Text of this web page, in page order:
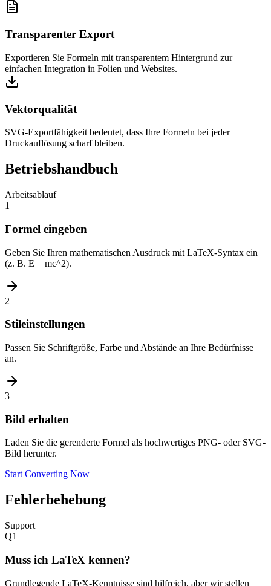
Transparenter Export
Exportieren Sie Formeln mit transparentem Hintergrund zur
einfachen Integration in Folien und Websites.
Vektorqualität
SVG-Exportfähigkeit bedeutet, dass Ihre Formeln bei jeder
Druckauflösung scharf bleiben.
Betriebshandbuch
Arbeitsablauf
1
Formel eingeben
Geben Sie Ihren mathematischen Ausdruck mit LaTeX-Syntax ein
(z. B. E = mc^2).
2
Stileinstellungen
Passen Sie Schriftgröße, Farbe und Abstände an Ihre Bedürfnisse
an.
3
Bild erhalten
Laden Sie die gerenderte Formel als hochwertiges PNG- oder SVG-
Bild herunter.
Start Converting Now
Fehlerbehebung
Support
Q1
Muss ich LaTeX kennen?
Grundlegende LaTeX-Kenntnisse sind hilfreich, aber wir stellen